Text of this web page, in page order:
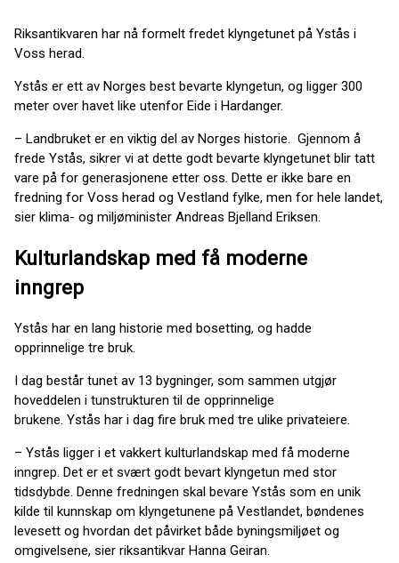
Riksantikvaren har nå formelt fredet klyngetunet på Ystås i
Voss herad.
Ystås er ett av Norges best bevarte klyngetun, og ligger 300
meter over havet like utenfor Eide i Hardanger.
– Landbruket er en viktig del av Norges historie. Gjennom å
frede Ystås, sikrer vi at dette godt bevarte klyngetunet blir tatt
vare på for generasjonene etter oss. Dette er ikke bare en
fredning for Voss herad og Vestland fylke, men for hele landet,
sier klima- og miljøminister Andreas Bjelland Eriksen.
Kulturlandskap med få moderne
inngrep
Ystås har en lang historie med bosetting, og hadde
opprinnelige tre bruk.
I dag består tunet av 13 bygninger, som sammen utgjør
hoveddelen i tunstrukturen til de opprinnelige
brukene. Ystås har i dag fire bruk med tre ulike privateiere.
– Ystås ligger i et vakkert kulturlandskap med få moderne
inngrep. Det er et svært godt bevart klyngetun med stor
tidsdybde. Denne fredningen skal bevare Ystås som en unik
kilde til kunnskap om klyngetunene på Vestlandet, bøndenes
levesett og hvordan det påvirket både byningsmiljøet og
omgivelsene, sier riksantikvar Hanna Geiran.